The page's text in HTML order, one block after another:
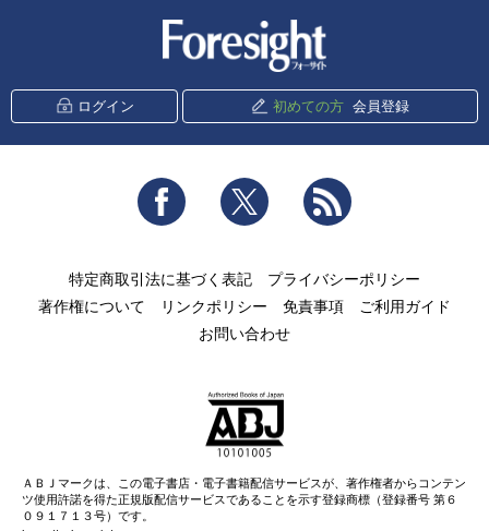
ログイン 初めての方 会員登録
Facebook Twitter
特定商取引法に基づく表記
プライバシーポリシー
著作権について
リンクポリシー 免責事項
ご利用ガイド
お問い合わせ
ＡＢＪマークは、この電子書店・電子書籍配信サービスが、著作権者からコンテン
ツ使用許諾を得た正規版配信サービスであることを示す登録商標（登録番号 第６
０９１７１３号）です。